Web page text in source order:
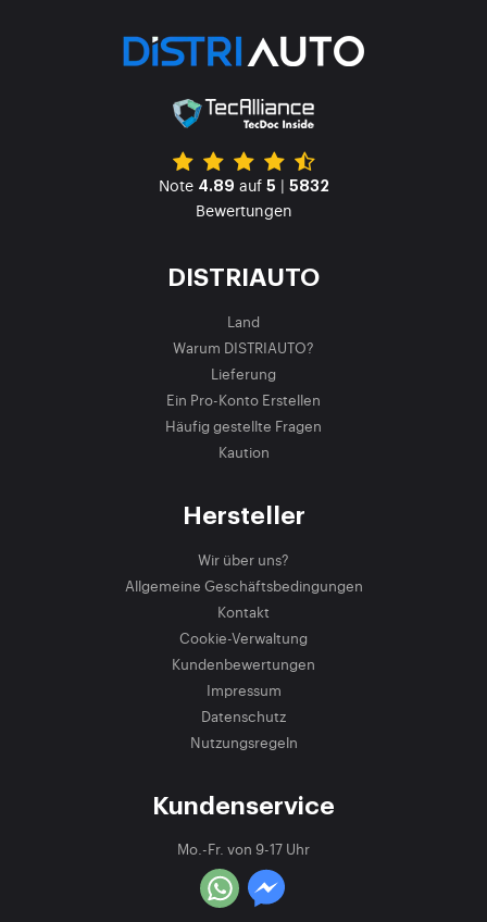
Note 4.89 auf 5 | 5832
Bewertungen
DISTRIAUTO
Land
Warum DISTRIAUTO?
Lieferung
Ein Pro-Konto Erstellen
Häufig gestellte Fragen
Kaution
Hersteller
Wir über uns?
Allgemeine Geschäftsbedingungen
Kontakt
Cookie-Verwaltung
Kundenbewertungen
Impressum
Datenschutz
Nutzungsregeln
Kundenservice
Mo.-Fr. von 9-17 Uhr